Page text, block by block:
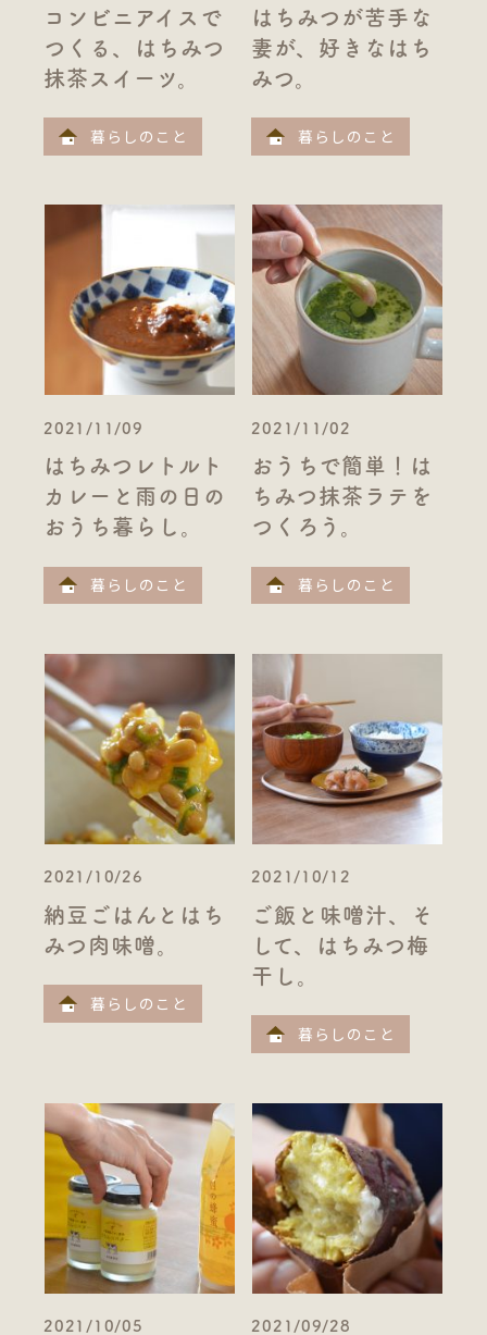
コンビニアイスで
つくる、はちみつ
抹茶スイーツ。
暮らしのこと
はちみつが苦手な
妻が、好きなはち
みつ。
暮らしのこと
2021/11/09
はちみつレトルト
カレーと雨の日の
おうち暮らし。
暮らしのこと
2021/11/02
おうちで簡単！は
ちみつ抹茶ラテを
つくろう。
暮らしのこと
2021/10/26
納豆ごはんとはち
みつ肉味噌。
暮らしのこと
2021/10/12
ご飯と味噌汁、そ
して、はちみつ梅
干し。
暮らしのこと
2021/10/05 2021/09/28